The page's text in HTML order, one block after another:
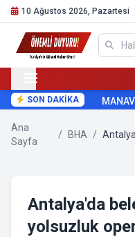
10 Ağustos 2026, Pazartesi
SON DAKİKA
Ana
Sayfa
/ BHA /
Antalya'da
yolsuzluk